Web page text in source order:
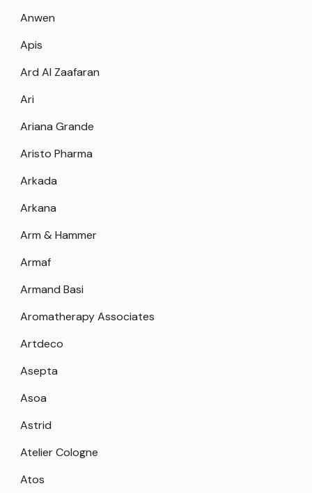
Anwen
Apis
Ard Al Zaafaran
Ari
Ariana Grande
Aristo Pharma
Arkada
Arkana
Arm & Hammer
Armaf
Armand Basi
Aromatherapy Associates
Artdeco
Asepta
Asoa
Astrid
Atelier Cologne
Atos